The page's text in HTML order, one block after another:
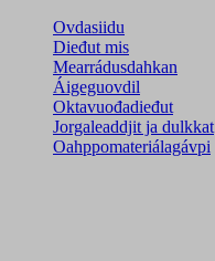
Ovdasiidu
Dieđut mis
Mearrádusdahkan
Áigeguovdil
Oktavuođadieđut
Jorgaleaddjit ja dulkkat
Oahppomateriálagávpi